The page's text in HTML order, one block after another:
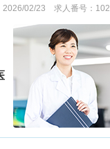
2026/02/23 求人番号：